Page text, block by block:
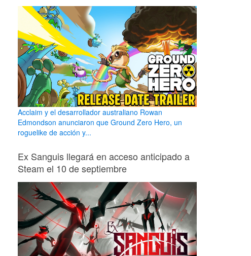
Acclaim y el desarrollador australiano Rowan
Edmondson anunciaron que Ground Zero Hero, un
roguelike de acción y...
Ex Sanguis llegará en acceso anticipado a
Steam el 10 de septiembre